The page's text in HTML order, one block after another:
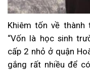
Khiêm tốn về thành
“Vốn là học sinh
cấp 2 nhỏ ở quận
gắng rất nhiều để